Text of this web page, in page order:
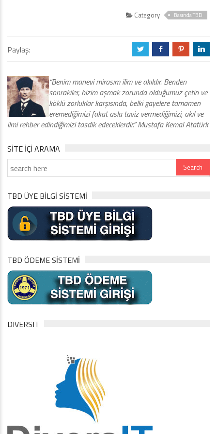
Category Basında TBD
Paylaş: a b d j
“Benim manevi mirasım ilim ve akıldır. Benden
sonrakiler, bizim aşmak zorunda olduğumuz çetin ve
köklü zorluklar karşısında, belki gayelere tamamen
eremediğimizi fakat asla taviz vermediğimizi, akıl ve
ilmi rehber edindiğimizi tasdik edeceklerdir.” Mustafa Kemal Atatürk
SITE IÇI ARAMA
TBD ÜYE BİLGİ SİSTEMİ
TBD ÖDEME SİSTEMİ
DIVERSIT